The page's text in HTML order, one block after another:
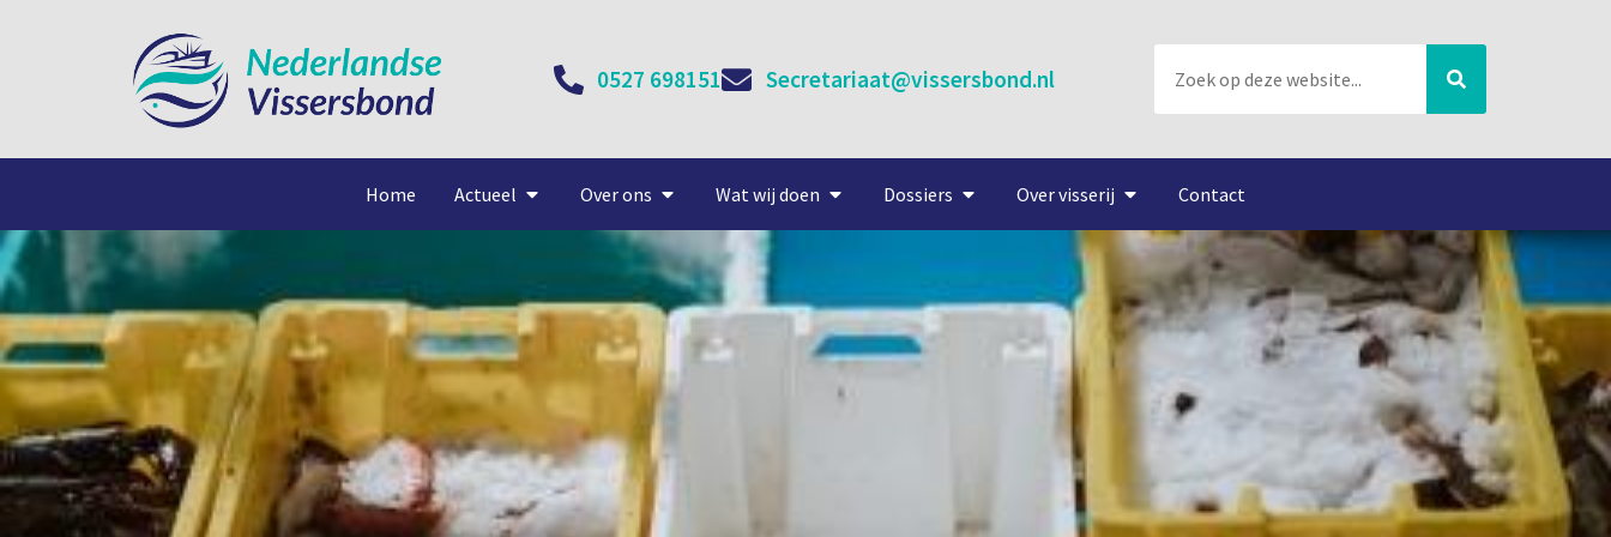
0527 698151 Secretariaat@vissersbond.nl
Home Actueel Over ons Wat wij doen Dossiers Over visserij Contact